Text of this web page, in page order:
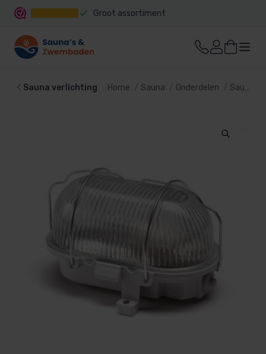
Groot assortiment
Sauna verlichting Home Sauna Onderdelen Sauna verlichting